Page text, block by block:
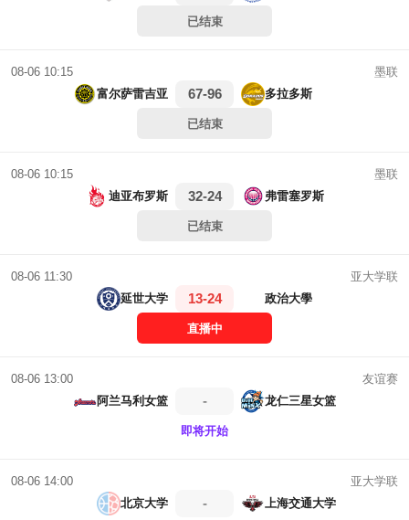
已结束
08-06 10:15
墨联
富尔萨雷吉亚
67-96 多拉多斯
已结束
08-06 10:15
墨联
迪亚布罗斯
32-24 弗雷塞罗斯
已结束
08-06 11:30
亚大学联
延世大学
13-24 政治大學
直播中
08-06 13:00
友谊赛
阿兰马利女篮
- 龙仁三星女篮
即将开始
08-06 14:00
亚大学联
北京大学
- 上海交通大学